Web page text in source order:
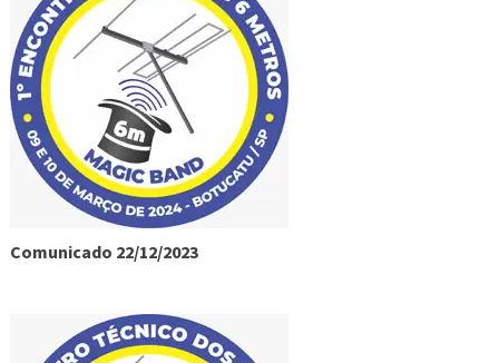
Comunicado 22/12/2023